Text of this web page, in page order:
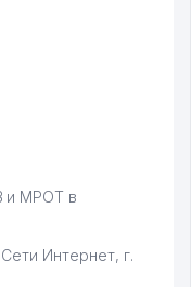
и МРОТ в
Интернет, г.